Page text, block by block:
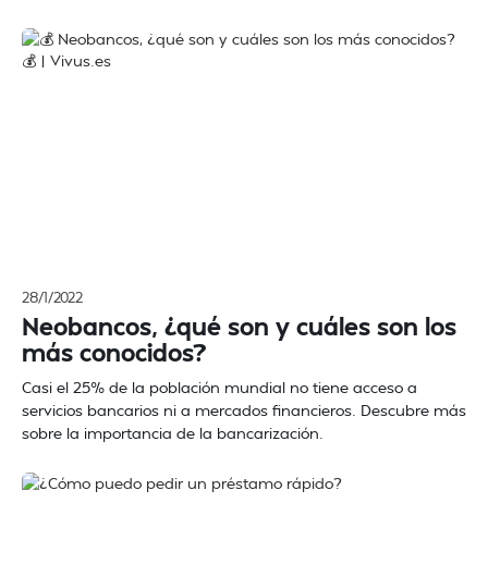
28/1/2022
Neobancos, ¿qué son y cuáles son los
más conocidos?
Casi el 25% de la población mundial no tiene acceso a
servicios bancarios ni a mercados financieros. Descubre más
sobre la importancia de la bancarización.